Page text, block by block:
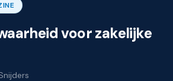
voor zakelijke